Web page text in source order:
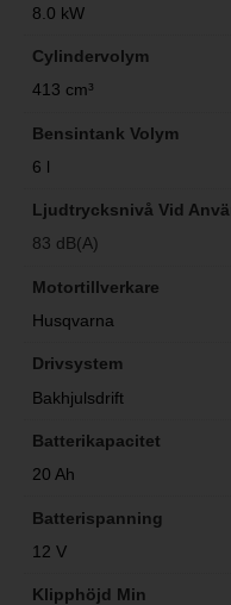
8.0 kW
Cylindervolym
413 cm³
Bensintank Volym
6 l
Ljudtrycksnivå Vid
83 dB(A)
Motortillverkare
Husqvarna
Drivsystem
Bakhjulsdrift
Batterikapacitet
20 Ah
Batterispanning
12 V
Klipphöjd Min